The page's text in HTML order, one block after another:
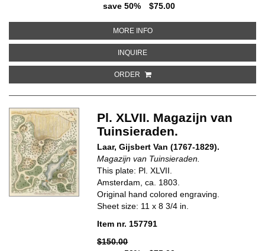
save 50%
$75.00
MORE INFOABOUT PL. XXIII. MAGAZIJN VAN
INQUIREABOUT PL. XXIII. MAGAZIJN VAN
ORDER
Pl. XLVII. Magazijn van
Tuinsieraden.
Laar, Gijsbert Van (1767-1829).
Magazijn van Tuinsieraden.
This plate: Pl. XLVII.
Amsterdam, ca. 1803.
Original hand colored engraving.
Sheet size: 11 x 8 3/4 in.
Item nr. 157791
$150.00